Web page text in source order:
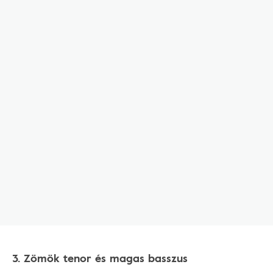
3. Zömök tenor és magas basszus